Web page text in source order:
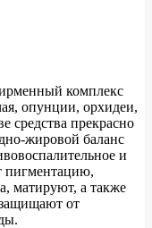
комплекс
опунции, орхидеи,
средства прекрасно
жировой баланс
и
пигментацию,
матируют, а также
от